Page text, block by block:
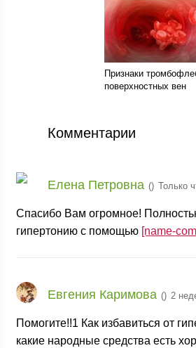
Признаки
поверхностных вен
Комментарии
Елена Петровна () Только
Спасибо Вам огромное!
гипертонию с помощью [name-
Евгения Каримова () 2
Помогите!!1 Как избавиться от
какие народные средства есть